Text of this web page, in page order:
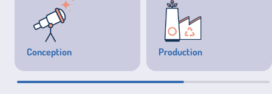
Conception Production